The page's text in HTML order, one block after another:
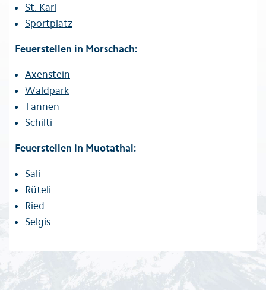
St. Karl
Sportplatz
Feuerstellen in Morschach:
Axenstein
Waldpark
Tannen
Schilti
Feuerstellen in Muotathal:
Sali
Rüteli
Ried
Selgis